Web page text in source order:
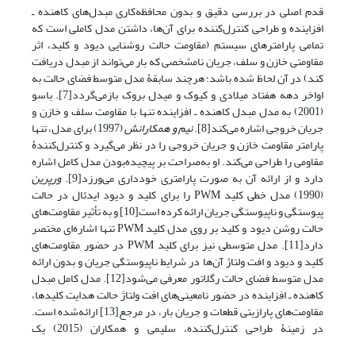
قدم اصلی در بررسی دقیق و بدون محافظه‌کاری مبدل‌های کاهنده ـ
افزاینده و طراحی کنترل‌کننده برای آن‌ها، داشتن مدل کاملی است که
تمامی پارامترهای سیستم (مقاومت حالت روشنایی دیود و کلید، اثر
مقاومتی خازن و سلف، جریان نامشخصی که بار می‌تواند از مبدل دریافت
کند) در آن لحاظ شده باشد؛ هرچند سابقۀ مدل متوسط فضای حالت به
اواخر دهه هفتاد میلادی و کیوک و میدل بروک باز‌می‌گردد[7]. باسو
(2001) به مدل مبدل کاهنده ـ افزاینده تنها با مقاومت سلف و خازن و
جریان خروجی اشاره می‌کند[8]. نیم و همکارانش (1997) برای مدل، تنها
پارامتر مقاومت خازن و جریان خروجی را در نظر می‌گیرد و کنترل‌کنندۀ
مقاومی را طراحی می‌کند. او به‌صراحت بر پیچیده‌بودن مدل کامل اشاره
دارد و از ارائه آن به صورت پارامتری خودداری می‌ورزد[9]. ورپرین
(1990) مدل خطی کلید PWM را برای کلید و دیود ایدئال در حالت
پیوستگی و ناپیوستگی جریان ارائه کرده است[10] و به تأثیر مقاومت‌های
حالت روشن دیود و کلید بر روی مدل کلید PWM تنها اشاره‌ای مختصر
دارد[11]. مدل متوسطی نیز برای کلید PWM در حضور مقاومت‌های
کلید و دیود و افت ولتاژ آن‌ها در شرایط ناپیوستگی جریان و بدون ارائه
مدل متوسط فضای حالت رگلاتور معرفی می‌شود[12]. مدل کامل مبدل
کاهنده ـ افزاینده در حضور نامعینی‌های افت ولتاژ حالت هدایت کلیدها،
مقاومت‌های پارازیتی قطعات و جریان بار، در مرجع[13] ارائه‌شده است.
در زمینۀ طراحی کنترل‌کننده، سلیمی و همکاران (2015) یک